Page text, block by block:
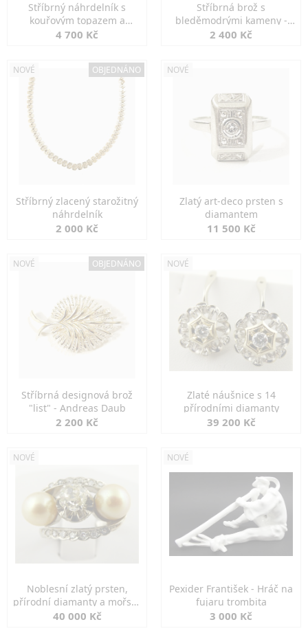
Stříbrný náhrdelník s
kouřovým topazem a
markazity
4 700 Kč
Stříbrná brož s
bleděmodrými kameny -
jemná elegance
2 400 Kč
NOVÉ OBJEDNÁNO
Stříbrný zlacený starožitný
náhrdelník
2 000 Kč
NOVÉ
Zlatý art-deco prsten s
diamantem
11 500 Kč
NOVÉ OBJEDNÁNO
Stříbrná designová brož
"list" - Andreas Daub
2 200 Kč
NOVÉ
Zlaté náušnice s 14
přírodními diamanty
39 200 Kč
NOVÉ
Noblesní zlatý prsten,
přírodní diamanty a mořské
perly
40 000 Kč
NOVÉ
Pexider František - Hráč na
fujaru trombita
3 000 Kč